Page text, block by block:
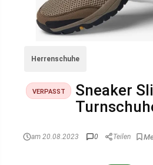
Herrenschuhe
VERPASST
Sneaker
am 20.08.2023 0 Teilen